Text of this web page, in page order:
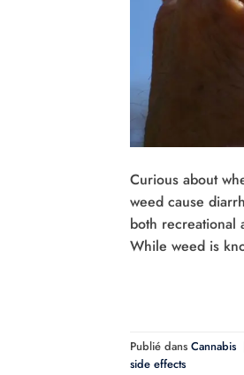
Curious about
weed cause
both recreational
While weed is
Publié dans Cannabis
side effects